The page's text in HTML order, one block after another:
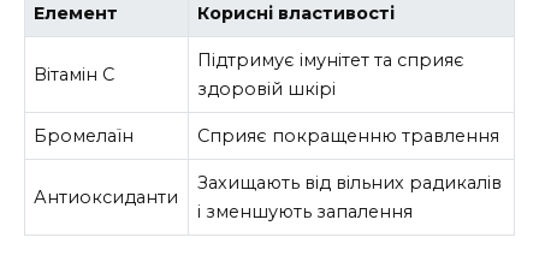
Елемент Корисні властивості
Вітамін C
Підтримує імунітет та сприяє
здоровій шкірі
Бромелаїн Сприяє покращенню травлення
Антиоксиданти
Захищають від вільних радикалів
і зменшують запалення